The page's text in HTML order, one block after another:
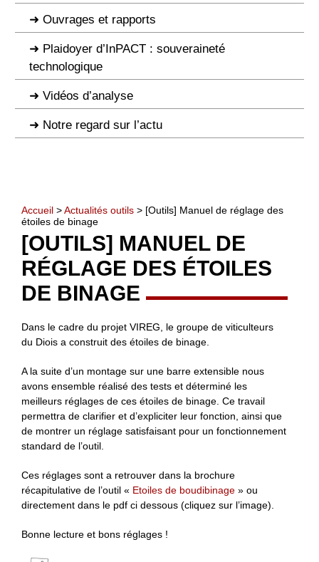
Ouvrages et rapports
Plaidoyer d’InPACT : souveraineté
technologique
Vidéos d’analyse
Notre regard sur l’actu
Accueil >Actualités outils > [Outils] Manuel de réglage des
étoiles de binage
[OUTILS] MANUEL DE
RÉGLAGE DES ÉTOILES
DE BINAGE
Dans le cadre du projet VIREG, le groupe de viticulteurs
du Diois a construit des étoiles de binage.
A la suite d’un montage sur une barre extensible nous
avons ensemble réalisé des tests et déterminé les
meilleurs réglages de ces étoiles de binage. Ce travail
permettra de clarifier et d’expliciter leur fonction, ainsi que
de montrer un réglage satisfaisant pour un fonctionnement
standard de l’outil.
Ces réglages sont a retrouver dans la brochure
récapitulative de l’outil « Etoiles de boudibinage » ou
directement dans le pdf ci dessous (cliquez sur l’image).
Bonne lecture et bons réglages !